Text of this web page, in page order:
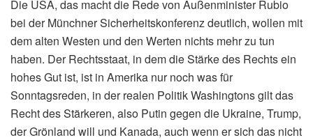
Die USA, das macht die Rede von Außenminister Rubio
bei der Münchner Sicherheitskonferenz deutlich, wollen mit
dem alten Westen und den Werten nichts mehr zu tun
haben. Der Rechtsstaat, in dem die Stärke des Rechts ein
hohes Gut ist, ist in Amerika nur noch was für
Sonntagsreden, in der realen Politik Washingtons gilt das
Recht des Stärkeren, also Putin gegen die Ukraine, Trump,
der Grönland will und Kanada, auch wenn er sich das nicht